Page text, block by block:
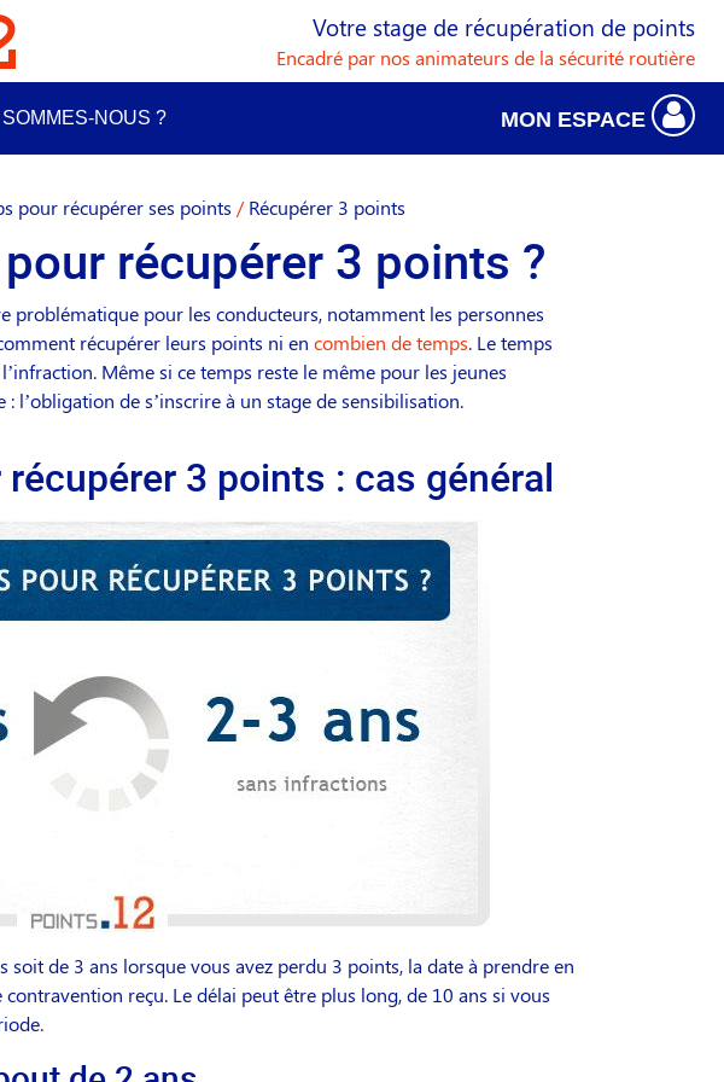
Votre stage de récupération de points
Encadré par nos animateurs de la sécurité routière
NOUS ? MON ESPACE
pour récupérer ses points / Récupérer 3 points
récupérer 3 points ?
problématique pour les conducteurs, notamment les personnes
récupérer leurs points ni en combien de temps. Le temps
Même si ce temps reste le même pour les jeunes
l’obligation de s’inscrire à un stage de sensibilisation.
3 points : cas général
soit de 3 ans lorsque vous avez perdu 3 points, la date à prendre en
reçu. Le délai peut être plus long, de 10 ans si vous